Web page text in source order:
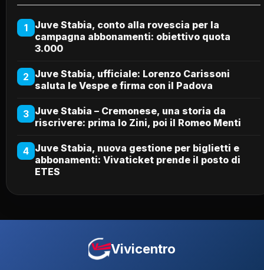
1
Juve Stabia, conto alla rovescia per la
campagna abbonamenti: obiettivo quota
3.000
2 Juve Stabia, ufficiale: Lorenzo Carissoni
saluta le Vespe e firma con il Padova
3 Juve Stabia – Cremonese, una storia da
riscrivere: prima lo Zini, poi il Romeo Menti
4 Juve Stabia, nuova gestione per biglietti e
abbonamenti: Vivaticket prende il posto di
ETES
Vivicentro